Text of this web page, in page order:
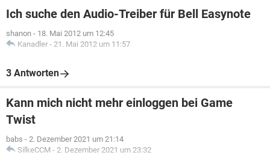
Ich suche den Audio-Treiber für Bell Easynote
shanon - 18. Mai 2012 um 12:45
Kanadler - 21. Mai 2012 um 11:57
3 Antworten
Kann mich nicht mehr einloggen bei Game
Twist
babs - 2. Dezember 2021 um 21:14
SilkeCCM - 2. Dezember 2021 um 23:32